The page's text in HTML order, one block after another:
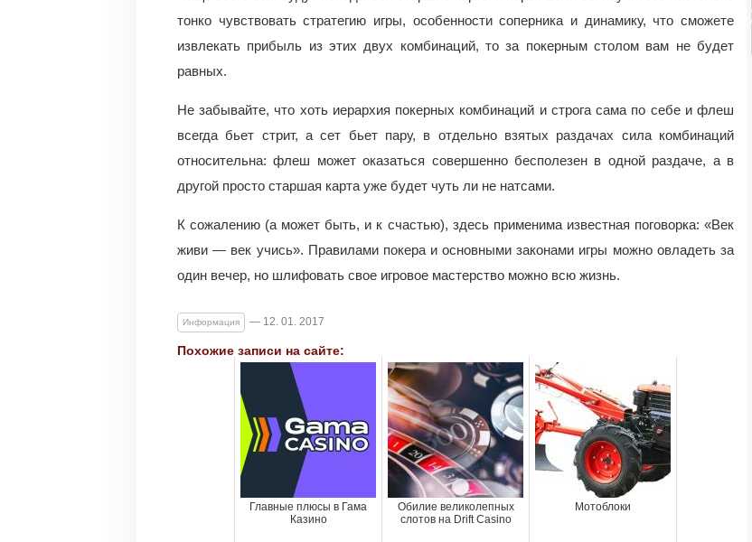
тонко чувствовать стратегию игры, особенности соперника и динамику, что сможете
извлекать прибыль из этих двух комбинаций, то за покерным столом вам не будет
равных.
Не забывайте, что хоть иерархия покерных комбинаций и строга сама по себе и флеш
всегда бьет стрит, а сет бьет пару, в отдельно взятых раздачах сила комбинаций
относительна: флеш может оказаться совершенно бесполезен в одной раздаче, а в
другой просто старшая карта уже будет чуть ли не натсами.
К сожалению (а может быть, и к счастью), здесь применима известная поговорка: «Век
живи — век учись». Правилами покера и основными законами игры можно овладеть за
один вечер, но шлифовать свое игровое мастерство можно всю жизнь.
Информация — 12. 01. 2017
Похожие записи на сайте:
Главные плюсы в Гама
Казино
Обилие великолепных
слотов на Drift Casino
Мотоблоки